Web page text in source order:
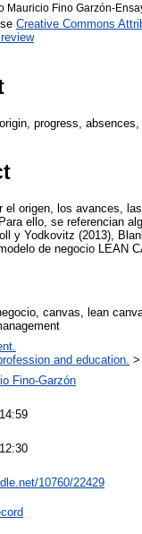
Mauricio Fino Garzón-
Creative Commons
progress,
el origen, los avances,
ello, se referencian
y Yodkovitz (2013),
de negocio LEAN
canvas, lean
and education.
Fino-Garzón
10760/22429